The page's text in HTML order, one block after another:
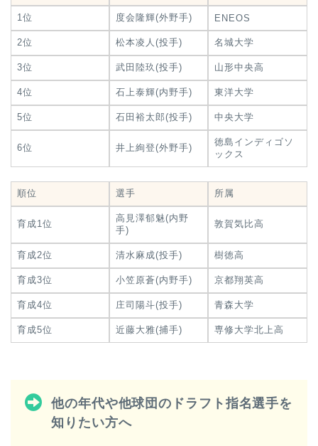
1位 度会隆輝(外野手) ENEOS
2位 松本凌人(投手) 名城大学
3位 武田陸玖(投手) 山形中央高
4位 石上泰輝(内野手) 東洋大学
5位 石田裕太郎(投手) 中央大学
6位 井上絢登(外野手)
徳島インディゴソ
ックス
順位 選手 所属
育成1位
高見澤郁魅(内野
手)
敦賀気比高
育成2位 清水麻成(投手) 樹徳高
育成3位 小笠原蒼(内野手) 京都翔英高
育成4位 庄司陽斗(投手) 青森大学
育成5位 近藤大雅(捕手) 専修大学北上高
他の年代や他球団のドラフト指名選手を
知りたい方へ